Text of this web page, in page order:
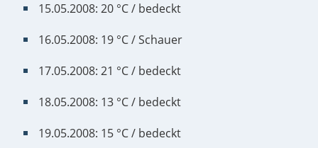
15.05.2008: 20 °C / bedeckt
16.05.2008: 19 °C / Schauer
17.05.2008: 21 °C / bedeckt
18.05.2008: 13 °C / bedeckt
19.05.2008: 15 °C / bedeckt